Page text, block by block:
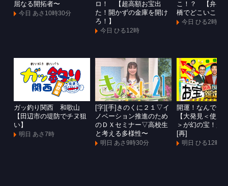
屈なる開拓者〜
今日 あさ10時30分
ロ！ 【超高額お宝出
た！開かずの金庫を開け
ろ！】
今日 ひる12時
こ！？ 【弁天
橋でどこいこ！
今日 ひる2時
ガッ釣り関西 和歌山
【田辺市の堤防でチヌ狙
い】
明日 あさ7時
[字][手]きのくに２１▽イ
ノベーション推進のため
のＤＸセミナー▽高校生
と考える多様性〜
明日 あさ9時30分
開運！なんで
【大発見＜使用
＞が幻の宝！超
[再]
明日 ひる12時